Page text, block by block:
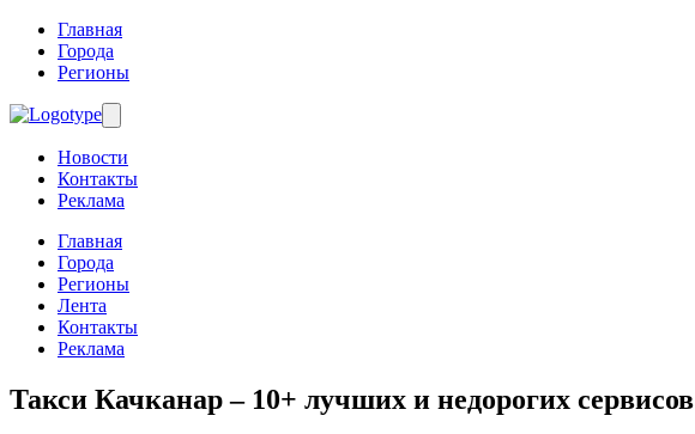
Главная
Города
Регионы
Новости
Контакты
Реклама
Главная
Города
Регионы
Лента
Контакты
Реклама
Такси Качканар– 10+ лучших и недорогих сервисов